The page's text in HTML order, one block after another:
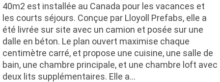
40m2 est installée au Canada pour les vacances et
les courts séjours. Conçue par Lloyoll Prefabs, elle a
été livrée sur site avec un camion et posée sur une
dalle en béton. Le plan ouvert maximise chaque
centimètre carré, et propose une cuisine, une salle de
bain, une chambre principale, et une chambre loft avec
deux lits supplémentaires. Elle a…